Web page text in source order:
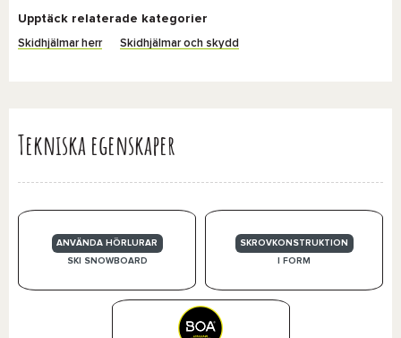
Upptäck relaterade kategorier
Skidhjälmar herr Skidhjälmar och skydd
Tekniska egenskaper
ANVÄNDA HÖRLURAR
SKI SNOWBOARD
SKROVKONSTRUKTION
I FORM